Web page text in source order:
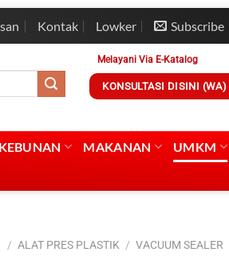
Kontak Lowker Subscribe
Melayani Via E-Katalog
KONSULTASI DISINI (WA)
MAKANAN
UMKM
/ ALAT PRES PLASTIK / VACUUM SEALER